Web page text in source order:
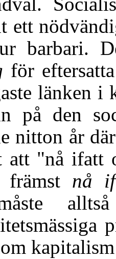
ett
barbari.
för
länken i
på den
nitton år
att "nå ifatt
nå